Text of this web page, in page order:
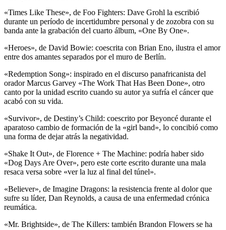
«Times Like These», de Foo Fighters: Dave Grohl la escribió
durante un período de incertidumbre personal y de zozobra con su
banda ante la grabación del cuarto álbum, «One By One».
«Heroes», de David Bowie: coescrita con Brian Eno, ilustra el amor
entre dos amantes separados por el muro de Berlín.
«Redemption Song»: inspirado en el discurso panafricanista del
orador Marcus Garvey «The Work That Has Been Done», otro
canto por la unidad escrito cuando su autor ya sufría el cáncer que
acabó con su vida.
«Survivor», de Destiny’s Child: coescrito por Beyoncé durante el
aparatoso cambio de formación de la «girl band», lo concibió como
una forma de dejar atrás la negatividad.
«Shake It Out», de Florence + The Machine: podría haber sido
«Dog Days Are Over», pero este corte escrito durante una mala
resaca versa sobre «ver la luz al final del túnel».
«Believer», de Imagine Dragons: la resistencia frente al dolor que
sufre su líder, Dan Reynolds, a causa de una enfermedad crónica
reumática.
«Mr. Brightside», de The Killers: también Brandon Flowers se ha